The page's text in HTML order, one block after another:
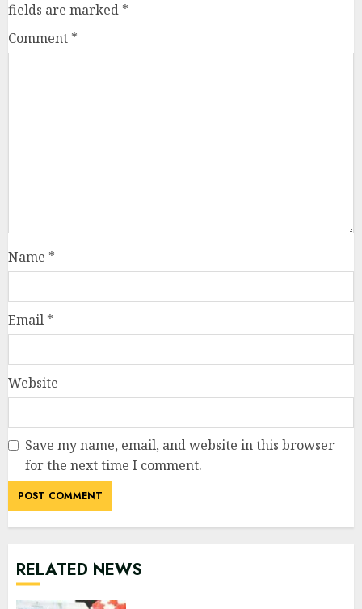
fields are marked *
Comment *
Name *
Email *
Website
Save my name, email, and website in this browser
for the next time I comment.
RELATED NEWS